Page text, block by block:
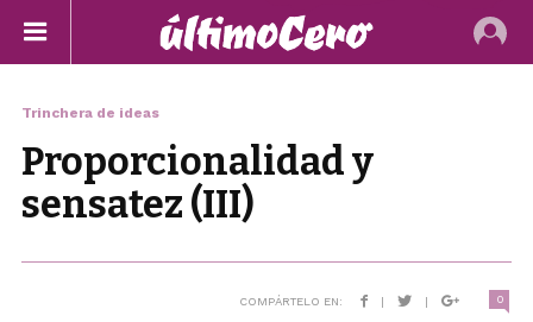
Trinchera de ideas
Proporcionalidad y
sensatez (III)
COMPÁRTELO EN: | | 0